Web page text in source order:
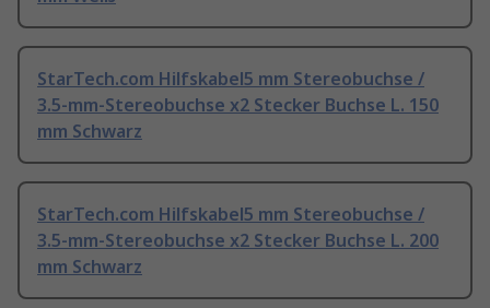
StarTech.com Hilfskabel5 mm Stereobuchse /
3.5-mm-Stereobuchse x2 Stecker Buchse L. 150
mm Schwarz
StarTech.com Hilfskabel5 mm Stereobuchse /
3.5-mm-Stereobuchse x2 Stecker Buchse L. 200
mm Schwarz